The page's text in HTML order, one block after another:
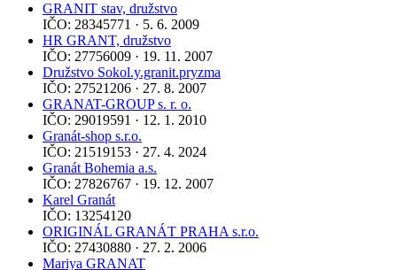
GRANIT stav, družstvo
IČO: 28345771 · 5. 6. 2009
HR GRANT, družstvo
IČO: 27756009 · 19. 11. 2007
Družstvo Sokol.y.granit.pryzma
IČO: 27521206 · 27. 8. 2007
GRANAT-GROUP s. r. o.
IČO: 29019591 · 12. 1. 2010
Granát-shop s.r.o.
IČO: 21519153 · 27. 4. 2024
Granát Bohemia a.s.
IČO: 27826767 · 19. 12. 2007
Karel Granát
IČO: 13254120
ORIGINÁL GRANÁT PRAHA s.r.o.
IČO: 27430880 · 27. 2. 2006
Mariya GRANAT